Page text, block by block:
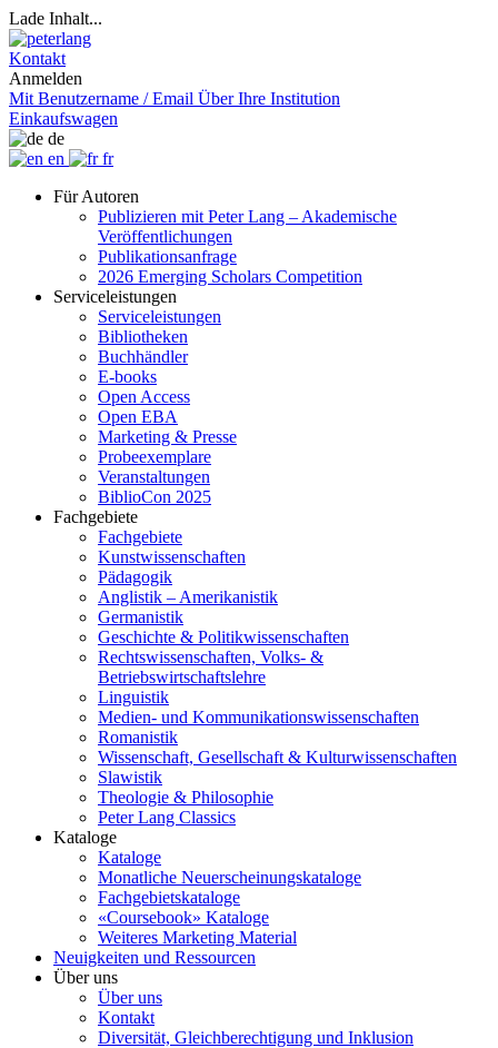
Lade Inhalt...
Kontakt
Anmelden
Mit Benutzername / Email Über Ihre Institution
Einkaufswagen
de
en
fr
Für Autoren
Publizieren mit Peter Lang – Akademische
Veröffentlichungen
Publikationsanfrage
2026 Emerging Scholars Competition
Serviceleistungen
Serviceleistungen
Bibliotheken
Buchhändler
E-books
Open Access
Open EBA
Marketing & Presse
Probeexemplare
Veranstaltungen
BiblioCon 2025
Fachgebiete
Fachgebiete
Kunstwissenschaften
Pädagogik
Anglistik – Amerikanistik
Germanistik
Geschichte & Politikwissenschaften
Rechtswissenschaften, Volks- &
Betriebswirtschaftslehre
Linguistik
Medien- und Kommunikationswissenschaften
Romanistik
Wissenschaft, Gesellschaft & Kulturwissenschaften
Slawistik
Theologie & Philosophie
Peter Lang Classics
Kataloge
Kataloge
Monatliche Neuerscheinungskataloge
Fachgebietskataloge
«Coursebook» Kataloge
Weiteres Marketing Material
Neuigkeiten und Ressourcen
Über uns
Über uns
Kontakt
Diversität, Gleichberechtigung und Inklusion